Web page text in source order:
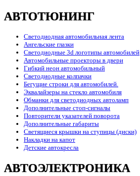
АВТОТЮНИНГ
Светодиодная автомобильная лента
Ангельские глазки
Светодиодные 3d логотипы автомобилей
Автомобильные проекторы в двери
Гибкий неон автомобильный
Светодиодные колпачки
Бегущие строки для автомобилей.
Эквалайзеры на стекло автомобиля
Обманки для светодиодных автоламп
Дополнительные стоп-сигналы
Повторители указателей поворота
Дополнительные габариты
Светящиеся крышки на ступицы (диски)
Накладки на капот
Детские автокресла
АВТОЭЛЕКТРОНИКА